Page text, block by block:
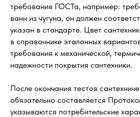
требования ГОСТа, например:
ванн из чугуна, он должен
указан в стандарте. Цвет
в справочнике эталонных
требования к механической,
надежности покрытия сантехники.
После окончания тестов
обязательно составляется
указываются потребительские